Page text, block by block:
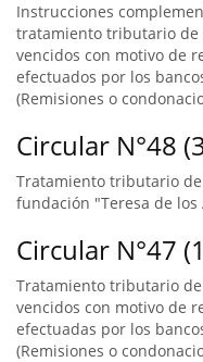
Instrucciones
tratamiento tributario de
vencidos con motivo de
efectuados por los
(Remisiones o
Circular N°48
Tratamiento tributario
fundación "Teresa de los
Circular N°47
Tratamiento tributario
vencidos con motivo de
efectuadas por los
(Remisiones o